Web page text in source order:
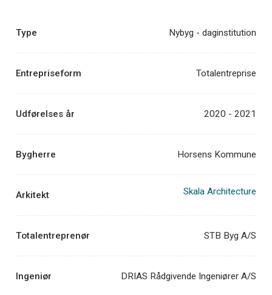
Type Nybyg - daginstitution
Entrepriseform Totalentreprise
Udførelses år 2020 - 2021
Bygherre Horsens Kommune
Arkitekt Skala Architecture
Totalentreprenør STB Byg A/S
Ingeniør DRIAS Rådgivende Ingeniører A/S